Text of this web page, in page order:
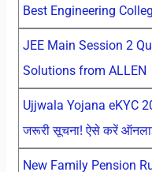
Best Engineering
JEE Main Session 2
Solutions from ALLEN
Ujjwala Yojana eKYC
जरूरी सूचना! ऐसे करें
New Family Pension